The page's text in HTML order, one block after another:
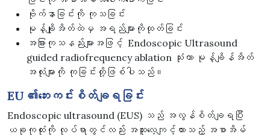
ဗိုက်နာခြင်းကို ကုသခြင်း
မုန့်ချိုအိတ်ထဲမှ အရည်များကိုထုတ်ခြင်း
အခြားကုသနည်းများအဖြင့် Endoscopic Ultrasound
guided radiofrequency ablation သုံးကာ မုန့်ချိန်အိတ်
အလုံးများကို ကုခြင်းတို့ဖြစ်ပါသည်။
EU ၏ဘေးကင်းစိတ်ချရခြင်း
Endoscopic ultrasound (EUS) သည် အလွန်စိတ်ချရပြီး
ယခုကုထုံးကို လုပ်ရာတွင်လည်း အထူးလေ့ကျင့်ထားသည့် အစာအိမ်